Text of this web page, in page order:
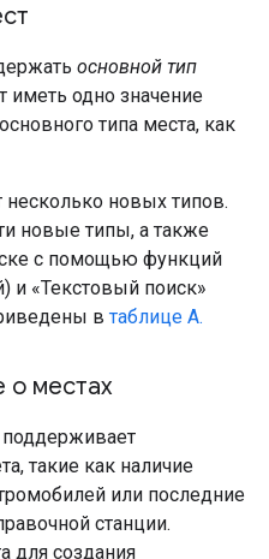
основной тип
одно значение
типа места, как
новых типов.
новые типы, а также
с помощью функций
и «Текстовый поиск»
в таблице A.
о местах
такие как наличие
или последние
станции.
для создания